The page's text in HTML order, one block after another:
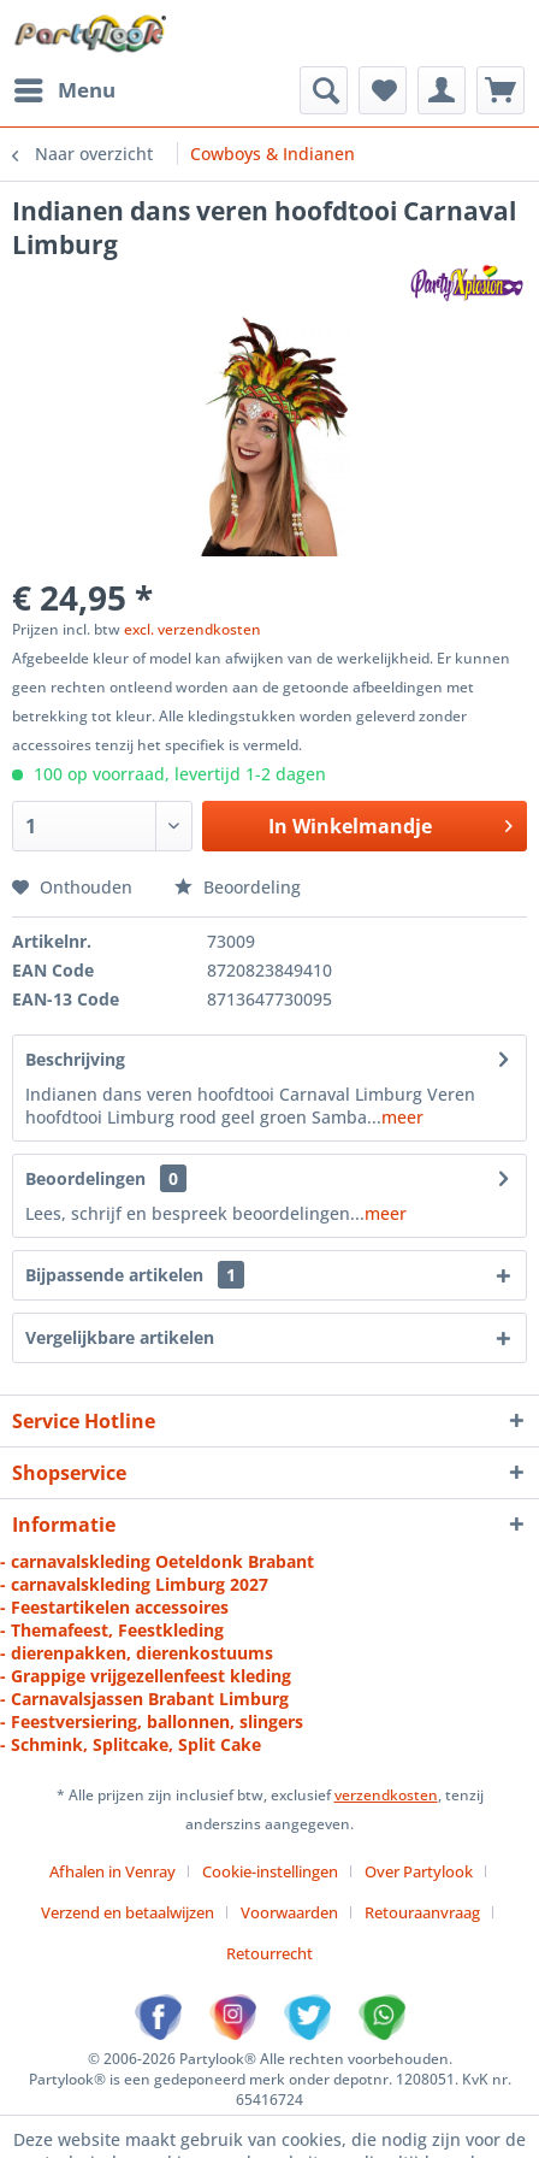
Menu
Naar overzicht Cowboys & Indianen
Indianen dans veren hoofdtooi Carnaval
Limburg
€ 24,95 *
Prijzen incl. btwexcl. verzendkosten
Afgebeelde kleur of model kan afwijken van de werkelijkheid. Er kunnen
geen rechten ontleend worden aan de getoonde afbeeldingen met
betrekking tot kleur. Alle kledingstukken worden geleverd zonder
accessoires tenzij het specifiek is vermeld.
100 op voorraad, levertijd 1-2 dagen
In Winkelmandje
Onthouden Beoordeling
Artikelnr.
73009
EAN Code
8720823849410
EAN-13 Code
8713647730095
Beschrijving
Indianen dans veren hoofdtooi Carnaval Limburg Veren
hoofdtooi Limburg rood geel groen Samba...meer
Beoordelingen
0
Lees, schrijf en bespreek beoordelingen...meer
Bijpassende artikelen 1
Vergelijkbare artikelen
Service Hotline
Shopservice
Informatie
- carnavalskleding Oeteldonk Brabant
- carnavalskleding Limburg 2027
- Feestartikelen accessoires
- Themafeest, Feestkleding
- dierenpakken, dierenkostuums
- Grappige vrijgezellenfeest kleding
- Carnavalsjassen Brabant Limburg
- Feestversiering, ballonnen, slingers
- Schmink, Splitcake, Split Cake
* Alle prijzen zijn inclusief btw, exclusiefverzendkosten, tenzij
anderszins aangegeven.
Afhalen in Venray Cookie-instellingen
Over Partylook
Verzend en betaalwijzen
Voorwaarden
Retouraanvraag
Retourrecht
© 2006-2026 Partylook® Alle rechten voorbehouden.
Partylook® is een gedeponeerd merk onder depotnr. 1208051. KvK nr.
65416724
Deze website maakt gebruik van cookies, die nodig zijn voor de